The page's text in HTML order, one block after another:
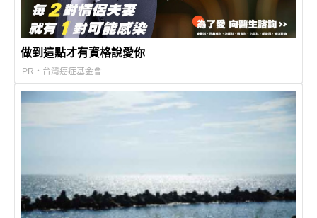
做到這點才有資格說愛你
PR・台灣癌症基金會